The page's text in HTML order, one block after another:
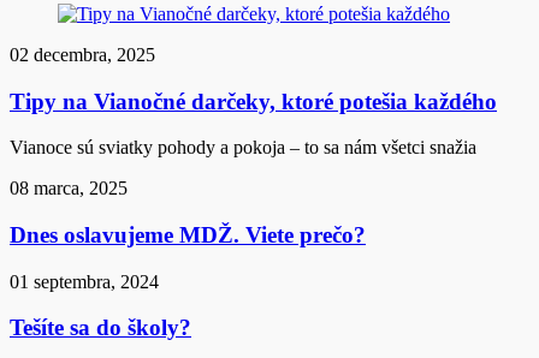
02 decembra, 2025
Tipy na Vianočné darčeky, ktoré potešia každého
Vianoce sú sviatky pohody a pokoja – to sa nám všetci snažia
08 marca, 2025
Dnes oslavujeme MDŽ. Viete prečo?
01 septembra, 2024
Tešíte sa do školy?